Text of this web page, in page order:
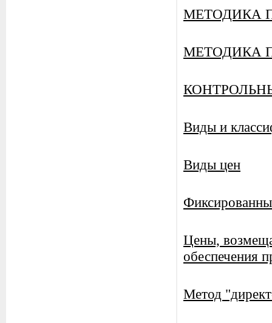
МЕТОДИКА
МЕТОДИКА
Виды и
Виды цен
Цены,
обеспечения
Метод